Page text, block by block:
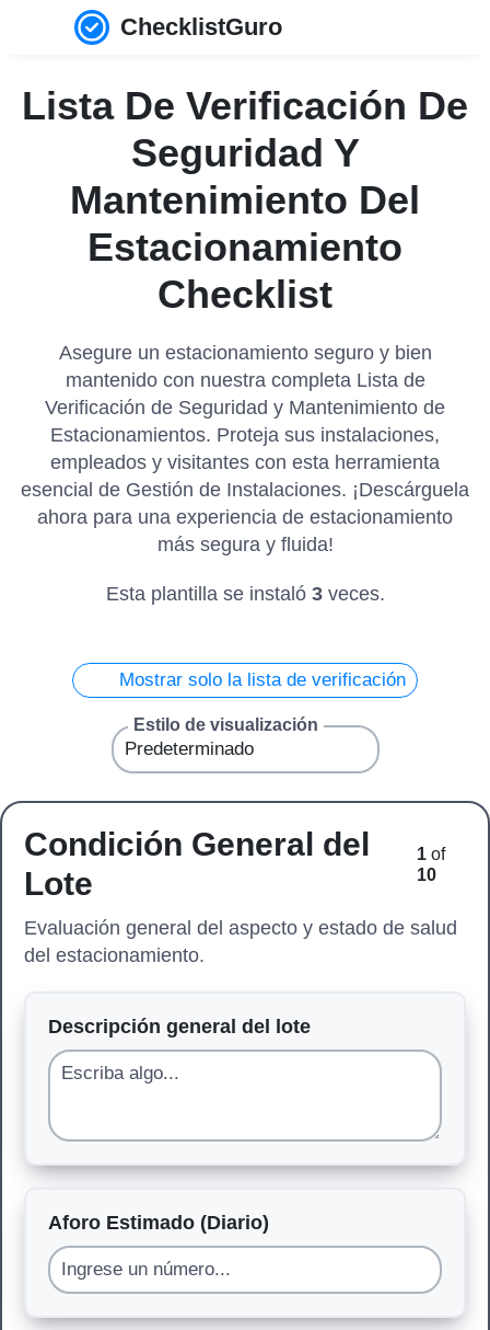
ChecklistGuro
Lista De Verificación De
Seguridad Y
Mantenimiento Del
Estacionamiento
Checklist
Asegure un estacionamiento seguro y bien
mantenido con nuestra completa Lista de
Verificación de Seguridad y Mantenimiento de
Estacionamientos. Proteja sus instalaciones,
empleados y visitantes con esta herramienta
esencial de Gestión de Instalaciones. ¡Descárguela
ahora para una experiencia de estacionamiento
más segura y fluida!
Esta plantilla se instaló 3veces.
Mostrar solo la lista de verificación
Estilo de visualización
Condición General del
Lote
1 of
10
Evaluación general del aspecto y estado de salud
del estacionamiento.
Descripción general del lote
Aforo Estimado (Diario)